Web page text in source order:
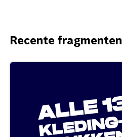
Recente fragmenten